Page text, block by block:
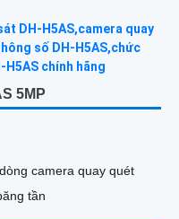
5MP
camera quay quét
tần